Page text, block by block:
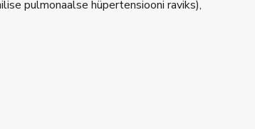
pulmonaalse hüpertensiooni raviks),